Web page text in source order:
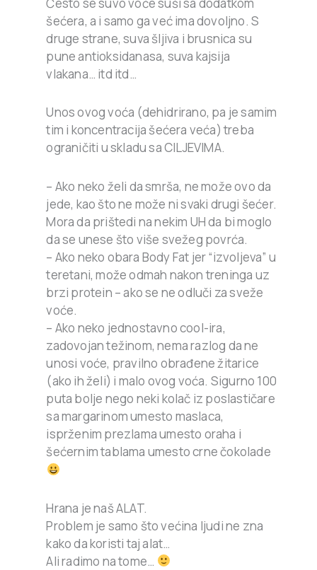
šećera, a i samo ga već ima dovoljno. S
druge strane, suva šljiva i brusnica su
pune antioksidanasa, suva kajsija
vlakana… itd itd…
Unos ovog voća (dehidrirano, pa je samim
tim i koncentracija šećera veća) treba
ograničiti u skladu sa CILJEVIMA.
– Ako neko želi da smrša, ne može ovo da
jede, kao što ne može ni svaki drugi šećer.
Mora da prištedi na nekim UH da bi moglo
da se unese što više svežeg povrća.
– Ako neko obara Body Fat jer “izvoljeva” u
teretani, može odmah nakon treninga uz
brzi protein – ako se ne odluči za sveže
voće.
– Ako neko jednostavno cool-ira,
zadovojan težinom, nema razlog da ne
unosi voće, pravilno obrađene žitarice
(ako ih želi) i malo ovog voća. Sigurno 100
puta bolje nego neki kolač iz poslastičare
sa margarinom umesto maslaca,
isprženim prezlama umesto oraha i
šećernim tablama umesto crne čokolade
Hrana je naš ALAT.
Problem je samo što većina ljudi ne zna
kako da koristi taj alat…
Ali radimo na tome…